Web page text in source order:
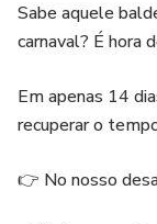
Sabe aquele
carnaval? É hora
Em apenas 14
recuperar o
👉 No nosso